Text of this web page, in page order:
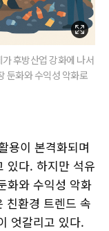
후방산업 강화에 나서
둔화와 수익성 악화로
용이 본격화되며
있다. 하지만 석유
화와 수익성 악화
친환경 트렌드 속
엇갈리고 있다.